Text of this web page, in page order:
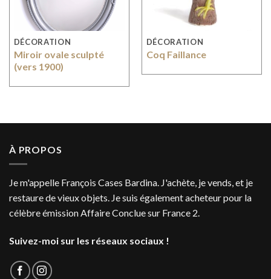
DÉCORATION
Miroir ovale sculpté
(vers 1900)
DÉCORATION
Coq Faillance
À PROPOS
Je m'appelle François Cases Bardina. J'achète, je vends, et je
restaure de vieux objets. Je suis également acheteur pour la
célèbre émission Affaire Conclue sur France 2.
Suivez-moi sur les réseaux sociaux !